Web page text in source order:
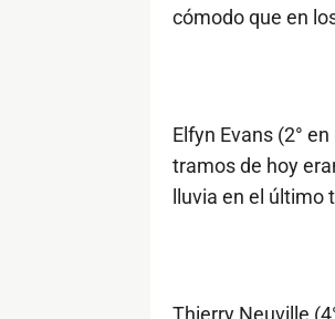
cómodo que en
Elfyn Evans (2°
tramos de hoy
lluvia en el